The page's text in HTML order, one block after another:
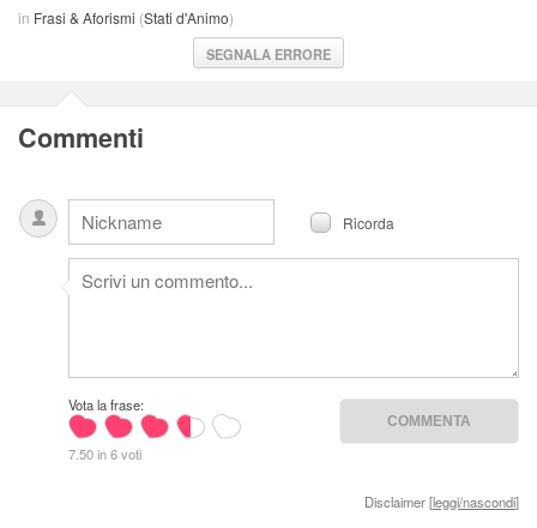
in Frasi & Aforismi (Stati d'Animo)
SEGNALA ERRORE
Commenti
Ricorda
Vota la frase:
7.50 in 6 voti
Disclaimer [leggi/nascondi]